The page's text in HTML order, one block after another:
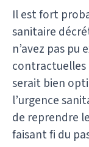
Il est fort
sanitaire
n’avez pas
serait bien
l’urgence
de reprendre
faisant fi du